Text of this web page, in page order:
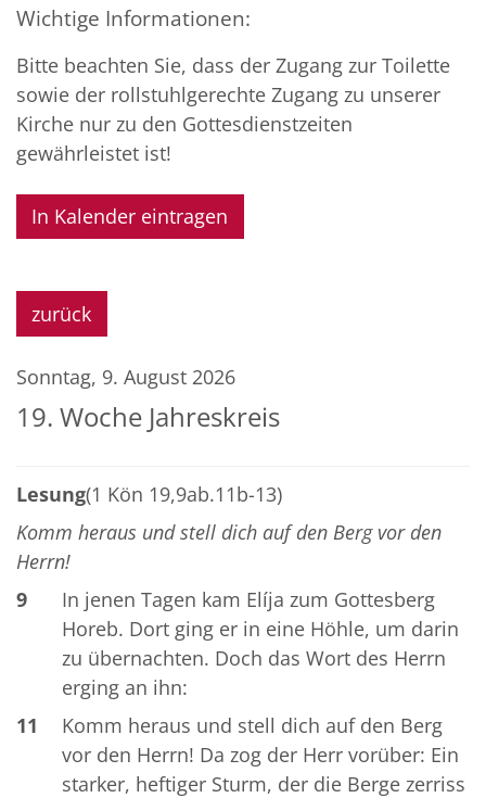
Wichtige Informationen:
Bitte beachten Sie, dass der Zugang zur Toilette
sowie der rollstuhlgerechte Zugang zu unserer
Kirche nur zu den Gottesdienstzeiten
gewährleistet ist!
In Kalender eintragen
zurück
Sonntag, 9. August 2026
19. Woche Jahreskreis
Lesung(1 Kön 19,9ab.11b-13)
Komm heraus und stell dich auf den Berg vor den
Herrn!
9
In jenen Tagen kam Elíja zum Gottesberg
Horeb. Dort ging er in eine Höhle, um darin
zu übernachten. Doch das Wort des Herrn
erging an ihn:
11
Komm heraus und stell dich auf den Berg
vor den Herrn! Da zog der Herr vorüber: Ein
starker, heftiger Sturm, der die Berge zerriss